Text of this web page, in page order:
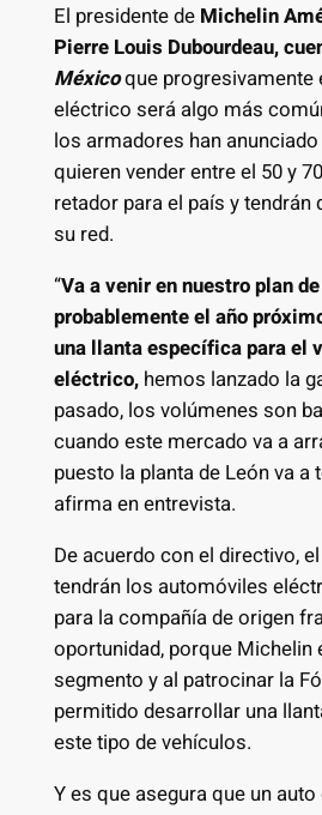
El presidente deMichelin
Pierre Louis Dubourdeau,
Méxicoque progresivamente
eléctrico será algo más
los armadores han
quieren vender entre el 50 y
retador para el país y tendrán
su red.
“Va a venir en nuestro plan
probablemente el año
una llanta específica para el
eléctrico, hemos lanzado la
pasado, los volúmenes son
cuando este mercado va a
puesto la planta de León va a
afirma en entrevista.
De acuerdo con el directivo,
tendrán los automóviles
para la compañía de origen
oportunidad, porque Michelin
segmento y al patrocinar la
permitido desarrollar una
este tipo de vehículos.
Y es que asegura que un